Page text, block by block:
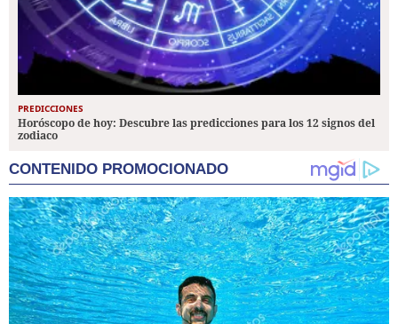
PREDICCIONES
Horóscopo de hoy: Descubre las predicciones para los 12 signos del
zodiaco
CONTENIDO PROMOCIONADO